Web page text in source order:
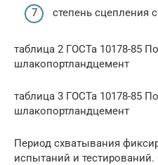
степень сцепления
таблица 2 ГОСТа 10178-85
шлакопортландцемент
таблица 3 ГОСТа 10178-85
шлакопортландцемент
Период схватывания
испытаний и